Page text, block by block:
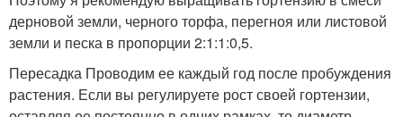
дерновой земли, черного торфа, перегноя или листовой
земли и песка в пропорции 2:1:1:0,5.
Пересадка Проводим ее каждый год после пробуждения
растения. Если вы регулируете рост своей гортензии,